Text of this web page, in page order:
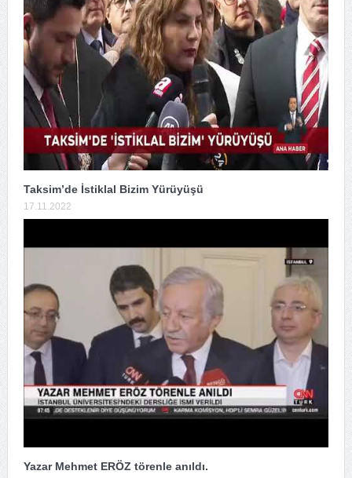
Taksim’de İstiklal Bizim Yürüyüşü
17.11.2022
Yazar Mehmet ERÖZ törenle anıldı.